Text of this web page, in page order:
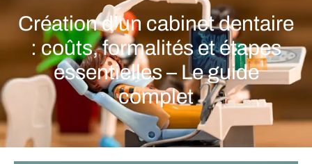
Création d’un cabinet dentaire
: coûts, formalités et étapes
essentielles – Le guide
complet